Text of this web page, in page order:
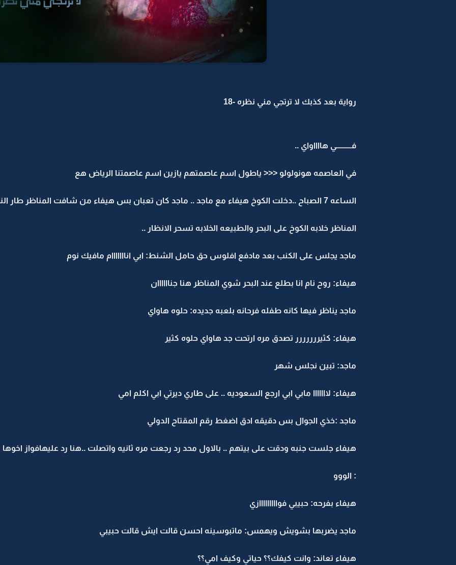
رواية بعد كذبك لا ترتجي مني نظره -18
فــــــــــي هااااواي ..
في العاصمه هونولولو <<< ياطول اسم عاصمتهم يازين اسم عاصمتنا الرياض هع
الساعه 7 الصباح ..دخلت الكوخ هيفاء مع ماجد .. ماجد كان تعبان بس هيفاء من شافت المناظر طار النوم
المناظر خلابه الكوخ على البحر والطبيعه الخلابه تسحر الانظار ..
ماجد يجلس على الكنب بعد مادفع افلوس حق حامل الشنط: ابي انااااااام مافيك نوم
هيفاء: روح نام انا بطلع عند البحر شوي المناظر هنا جناااااان
ماجد يناظر فيها كانه طفله فرحانه بلعبه جديده: حلوه هاواي
هيفاء: كثيررررررر تصدق مره ارتحت جد هاواي حلوه كثير
ماجد: تبين نجلس شهر
هيفاء: لااااااا مابي ابي ارجع السعوديه .. على طاري ديرتي ابي اكلم امي
ماجد :خذي الجوال بس دقيقه ادق اضغط رقم المقتاح الدولي
هيفاء جلست جنبه ودقت على بيتهم .. بالاول محد رد رجعت مره ثانيه واتصلت ..هنا رد عليهافواز اخوها
: الووو
هيفاء بفرحه: حبيبي فوااااااااازي
ماجد يضربها بشويش ويهمس: ماتبوسينه احسن قالت ايش قالت حبيبي
هيفاء تعاند: وانت كيفك؟؟ حياتي وكيف امي؟؟